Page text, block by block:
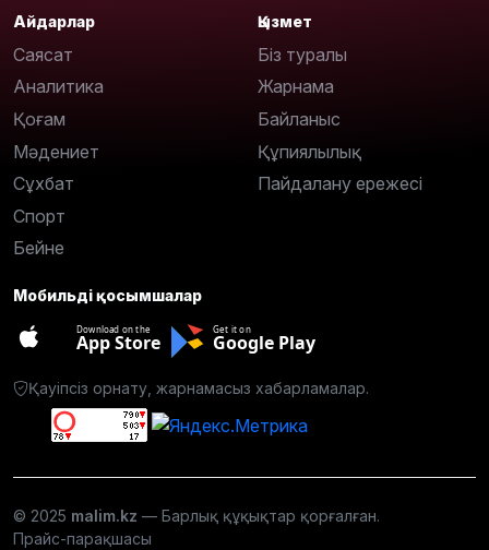
Айдарлар
Саясат
Аналитика
Қоғам
Мәдениет
Сұхбат
Спорт
Бейне
Қызмет
Біз туралы
Жарнама
Байланыс
Құпиялылық
Пайдалану ережесі
Мобильді қосымшалар
Download on the
App Store
Get it on
Google Play
Қауіпсіз орнату, жарнамасыз хабарламалар.
© 2025 malim.kz — Барлық құқықтар қорғалған.
Прайс-парақшасы